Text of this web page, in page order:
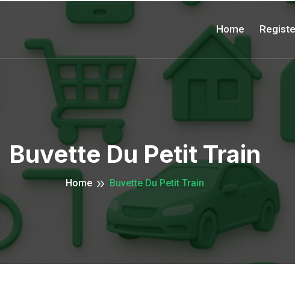
Home
Buvette Du Petit Train
Home Buvette Du Petit Train